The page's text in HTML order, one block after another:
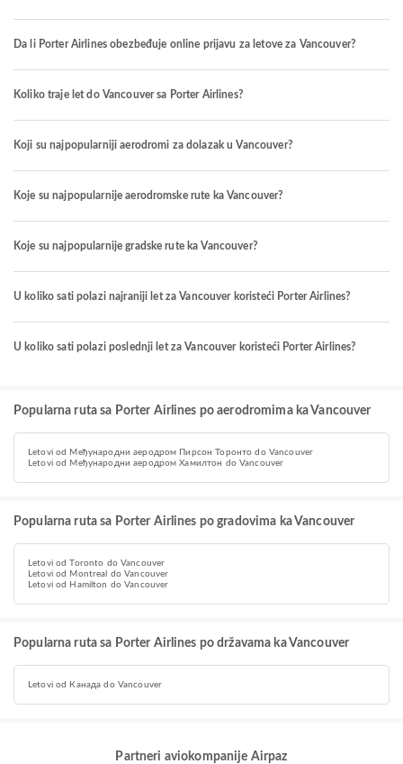
Da li Porter Airlines obezbeđuje online prijavu za letove za Vancouver?
Koliko traje let do Vancouver sa Porter Airlines?
Koji su najpopularniji aerodromi za dolazak u Vancouver?
Koje su najpopularnije aerodromske rute ka Vancouver?
Koje su najpopularnije gradske rute ka Vancouver?
U koliko sati polazi najraniji let za Vancouver koristeći Porter Airlines?
U koliko sati polazi poslednji let za Vancouver koristeći Porter Airlines?
Popularna ruta sa Porter Airlines po aerodromima ka Vancouver
Letovi od Међународни аеродром Пирсон Торонто do Vancouver
Letovi od Међународни аеродром Хамилтон do Vancouver
Popularna ruta sa Porter Airlines po gradovima ka Vancouver
Letovi od Toronto do Vancouver
Letovi od Montreal do Vancouver
Letovi od Hamilton do Vancouver
Popularna ruta sa Porter Airlines po državama ka Vancouver
Letovi od Канада do Vancouver
Partneri aviokompanije Airpaz